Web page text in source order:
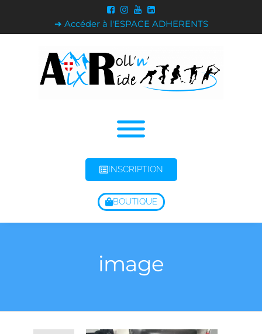
➔ Accéder à l'ESPACE ADHERENTS
INSCRIPTION
BOUTIQUE
image